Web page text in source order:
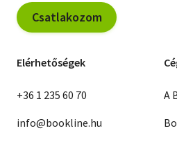
Csatlakozom
Elérhetőségek
+36 1 235 60 70
info@bookline.hu
A